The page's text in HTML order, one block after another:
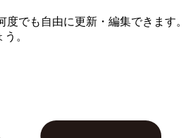
でも自由に更新・編集できます。
。